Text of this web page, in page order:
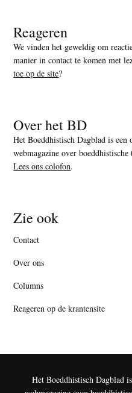
Reageren
We vinden het geweldig om
manier in contact te komen met
toe op de site?
Over het BD
Het Boeddhistisch Dagblad is
webmagazine over boeddhistische
Lees ons colofon.
Zie ook
Contact
Over ons
Columns
Reageren op de krantensite
Het Boeddhistisch Dagblad